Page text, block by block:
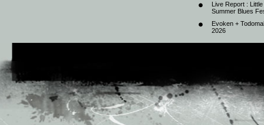
Live Report :
Summer Blues
Evoken +
2026